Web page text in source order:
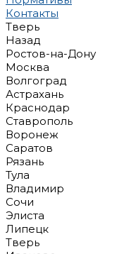
Контакты
Тверь
Назад
Ростов-на-Дону
Москва
Волгоград
Астрахань
Краснодар
Ставрополь
Воронеж
Саратов
Рязань
Тула
Владимир
Сочи
Элиста
Липецк
Тверь